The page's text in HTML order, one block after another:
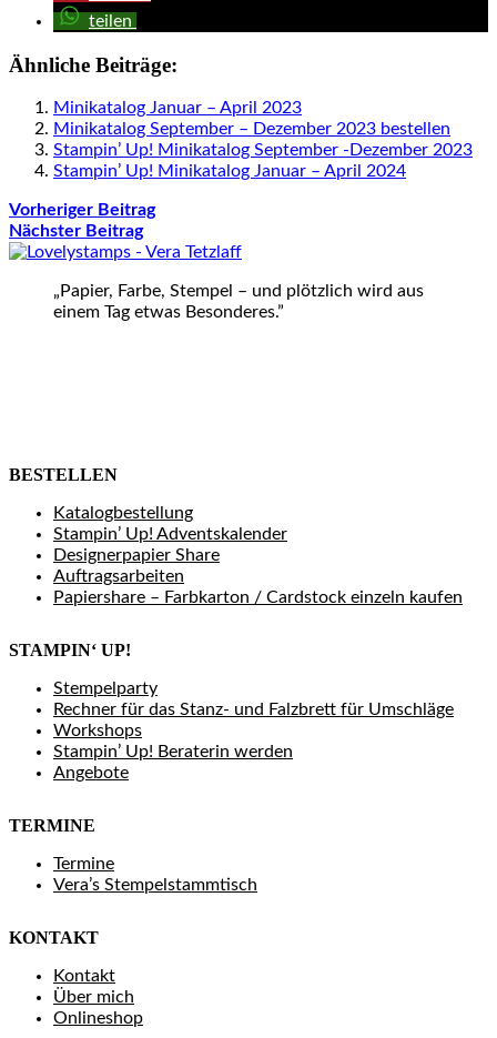
teilen
Ähnliche Beiträge:
Minikatalog Januar – April 2023
Minikatalog September – Dezember 2023 bestellen
Stampin’ Up! Minikatalog September -Dezember 2023
Stampin’ Up! Minikatalog Januar – April 2024
Vorheriger Beitrag
Nächster Beitrag
„Papier, Farbe, Stempel – und plötzlich wird aus
einem Tag etwas Besonderes.”
BESTELLEN
Katalogbestellung
Stampin’ Up! Adventskalender
Designerpapier Share
Auftragsarbeiten
Papiershare – Farbkarton / Cardstock einzeln kaufen
STAMPIN‘ UP!
Stempelparty
Rechner für das Stanz- und Falzbrett für Umschläge
Workshops
Stampin’ Up! Beraterin werden
Angebote
TERMINE
Termine
Vera’s Stempelstammtisch
KONTAKT
Kontakt
Über mich
Onlineshop